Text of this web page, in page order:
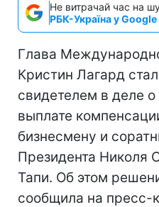
Не витрачай час на
РБК-Україна у Google
Глава
Кристин Лагард
свидетелем в деле
выплате
бизнесмену и
Президента Николя
Тапи. Об этом
сообщила на пресс-